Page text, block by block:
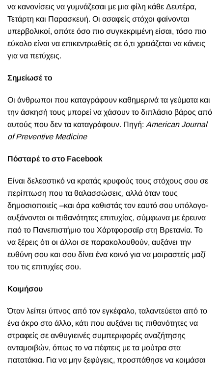
να κανονίσεις να γυμνάζεσαι με μια φίλη κάθε Δευτέρα,
Τετάρτη και Παρασκευή. Οι ασαφείς στόχοι φαίνονται
υπερβολικοί, οπότε όσο πιο συγκεκριμένη είσαι, τόσο πιο
εύκολο είναι να επικεντρωθείς σε ό,τι χρειάζεται να κάνεις
για να πετύχεις.
Σημείωσέ το
Οι άνθρωποι που καταγράφουν καθημερινά τα γεύματα και
την άσκησή τους μπορεί να χάσουν το διπλάσιο βάρος από
αυτούς που δεν τα καταγράφουν. Πηγή: American Journal
of Preventive Medicine
Πόσταρέ το στο Facebook
Είναι δελεαστικό να κρατάς κρυφούς τους στόχους σου σε
περίπτωση που τα θαλασσώσεις, αλλά όταν τους
δημοσιοποιείς –και άρα καθιστάς τον εαυτό σου υπόλογο-
αυξάνονται οι πιθανότητες επιτυχίας, σύμφωνα με έρευνα
παό το Πανεπιστήμιο του Χάρτφορσαϊρ στη Βρετανία. Το
να ξέρεις ότι οι άλλοι σε παρακολουθούν, αυξάνει την
ευθύνη σου και σου δίνει ένα κοινό για να μοιραστείς μαζί
του τις επιτυχίες σου.
Κοιμήσου
Όταν λείπει ύπνος από τον εγκέφαλο, ταλαντεύεται από το
ένα άκρο στο άλλο, κάτι που αυξάνει τις πιθανότητες να
στραφείς σε ανθυγιεινές συμπεριφορές αναζήτησης
ανταμοιβών, όπως το να πέφτεις με τα μούτρα στα
πατατάκια. Για να μην ξεφύγεις, προσπάθησε να κοιμάσαι